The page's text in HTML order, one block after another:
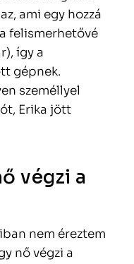
ami egy hozzá
felismerhetővé
így a
gépnek.
személlyel
Erika jött
végzi a
nem éreztem
nő végzi a